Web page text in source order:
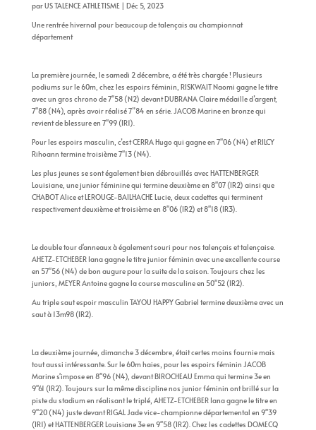
parUS TALENCE ATHLETISME| Déc 5, 2023
Une rentrée hivernal pour beaucoup de talençais au championnat
département
La première journée, le samedi 2 décembre, a été très chargée ! Plusieurs
podiums sur le 60m, chez les espoirs féminin, RISKWAIT Naomi gagne le titre
avec un gros chrono de 7''58 (N2) devant DUBRANA Claire médaille d’argent,
7''88 (N4), après avoir réalisé 7”84 en série. JACOB Marine en bronze qui
revient de blessure en 7''99 (IR1).
Pour les espoirs masculin, c’est CERRA Hugo qui gagne en 7''06 (N4) et RILCY
Rihoann termine troisième 7''13 (N4).
Les plus jeunes se sont également bien débrouillés avec HATTENBERGER
Louisiane, une junior féminine qui termine deuxième en 8''07 (IR2) ainsi que
CHABOT Alice et LEROUGE-BAILHACHE Lucie, deux cadettes qui terminent
respectivement deuxième et troisième en 8''06 (IR2) et 8''18 (IR3).
Le double tour d'anneaux à également souri pour nos talençais et talençaise.
AHETZ-ETCHEBER Iana gagne le titre junior féminin avec une excellente course
en 57''56 (N4) de bon augure pour la suite de la saison. Toujours chez les
juniors, MEYER Antoine gagne la course masculine en 50''52 (IR2).
Au triple saut espoir masculin TAYOU HAPPY Gabriel termine deuxième avec un
saut à 13m98 (IR2).
La deuxième journée, dimanche 3 décembre, était certes moins fournie mais
tout aussi intéressante. Sur le 60m haies, pour les espoirs féminin JACOB
Marine s'impose en 8''96 (N4), devant BIROCHEAU Emma qui termine 3e en
9''61 (IR2). Toujours sur la même discipline nos junior féminin ont brillé sur la
piste du stadium en réalisant le triplé, AHETZ-ETCHEBER Iana gagne le titre en
9''20 (N4) juste devant RIGAL Jade vice-championne départemental en 9''39
(IR1) et HATTENBERGER Louisiane 3e en 9''58 (IR2). Chez les cadettes DOMECQ